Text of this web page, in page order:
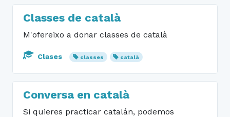
Classes de català
M'ofereixo a donar classes de català
Clases classes català
Conversa en català
Si quieres practicar catalán, podemos